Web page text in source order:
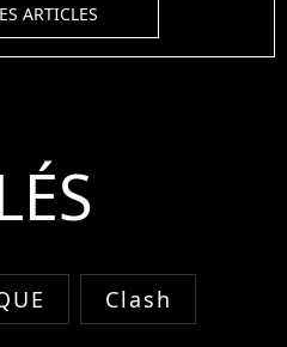
ARTICLES
Clash